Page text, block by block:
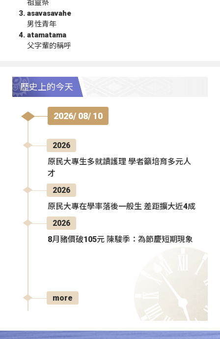
祖靈祭
asavasavahe
男性青年
atamatama
父字輩的稱呼
歷史上的今天
2026/ 08/ 10
2026
原民大專生多就讀護理 學者籲培育多元人
才
2026
原民大專在學率落後一般生 差距擴大近4成
2026
8月豬價破105元 陳駿季：為節慶短期現象
more